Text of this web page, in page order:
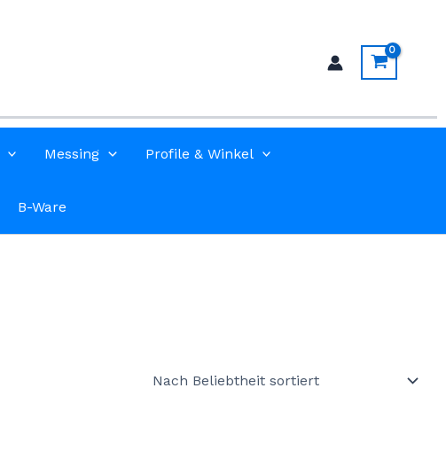
Messing Profile & Winkel
B-Ware